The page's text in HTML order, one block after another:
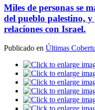
Miles de personas se
del pueblo palestino,
relaciones con Israel.
Publicado en Últimas